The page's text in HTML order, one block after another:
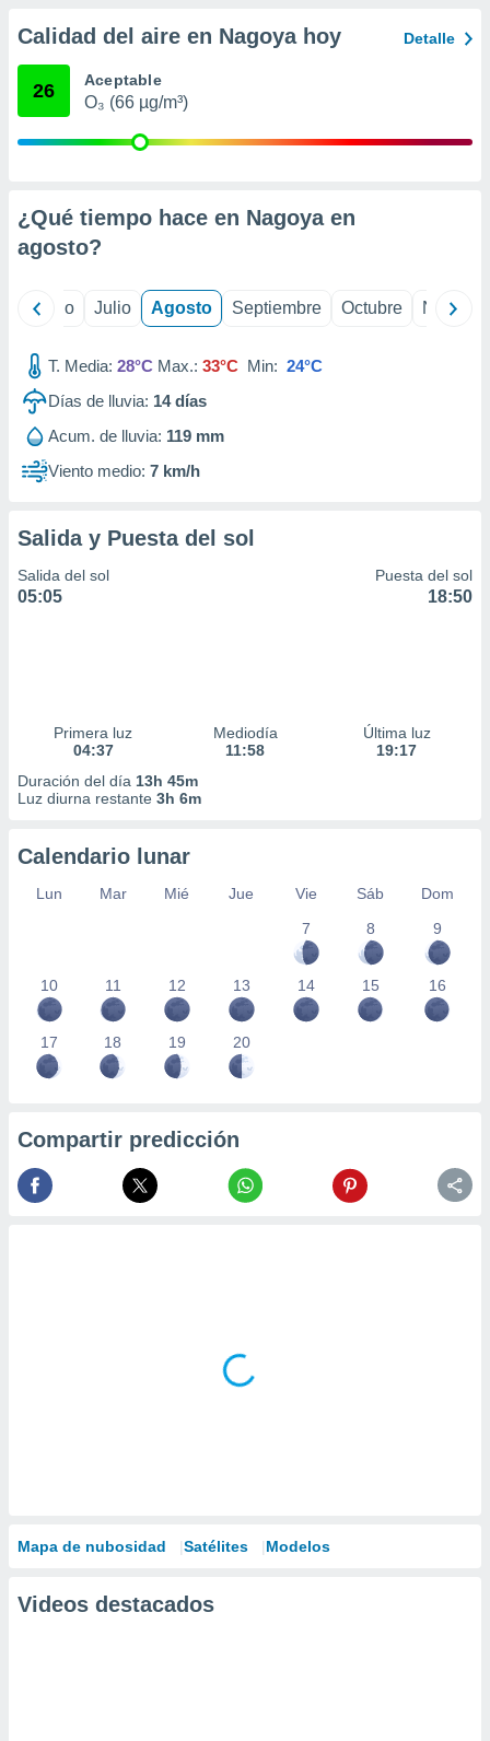
e
mediante
publicidad
Calidad del aire en Nagoya hoy Detalle
26 Aceptable
O₃ (66 µg/m³)
¿Qué tiempo hace en Nagoya en
agosto?
Junio Julio Agosto Septiembre Octubre
T. Media: 28°C Max.: 33°C Min: 24°C
Días de lluvia: 14días
Acum. de lluvia: 119 mm
Viento medio: 7 km/h
Salida y Puesta del sol
Salida del sol
05:05
Puesta del sol
18:50
Primera luz
04:37
Mediodía
11:58
Última luz
19:17
Duración del día 13h 45m
Luz diurna restante 3h 6m
Calendario lunar
Lun Mar Mié Jue Vie Sáb
Dom
7
8 9
10 11 12 13 14 15 16
17 18 19 20
Compartir predicción
Mapa de nubosidad Satélites Modelos
Videos destacados